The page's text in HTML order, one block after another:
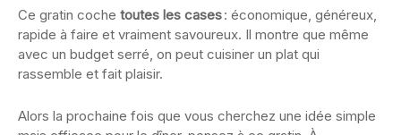
Ce gratin coche toutes les cases: économique, généreux,
rapide à faire et vraiment savoureux. Il montre que même
avec un budget serré, on peut cuisiner un plat qui
rassemble et fait plaisir.
Alors la prochaine fois que vous cherchez une idée simple